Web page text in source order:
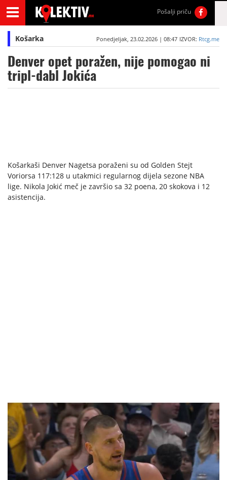
Pošalji priču
Košarka Ponedjeljak, 23.02.2026 | 08:47 IZVOR: Rtcg.me
Denver opet poražen, nije pomogao ni
tripl-dabl Jokića
Košarkaši Denver Nagetsa poraženi su od Golden Stejt
Voriorsa 117:128 u utakmici regularnog dijela sezone NBA
lige. Nikola Jokić meč je završio sa 32 poena, 20 skokova i 12
asistencija.